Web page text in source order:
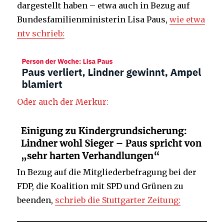
dargestellt haben – etwa auch in Bezug auf
Bundesfamilienministerin Lisa Paus,wie etwa
ntv schrieb:
Oder auch der Merkur:
In Bezug auf die Mitgliederbefragung bei der
FDP, die Koalition mit SPD und Grünen zu
beenden, schrieb die Stuttgarter Zeitung: